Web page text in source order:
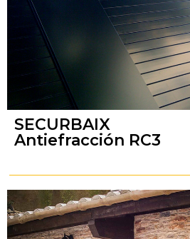
SECURBAIX
Antiefracción RC3